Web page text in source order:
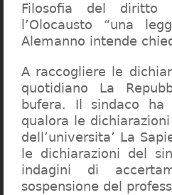
Filosofia del diritto
l’Olocausto “una
Alemanno intende
A raccogliere le
quotidiano La
bufera. Il sindaco ha
qualora le
dell’universita’ La
le dichiarazioni del
indagini di
sospensione del